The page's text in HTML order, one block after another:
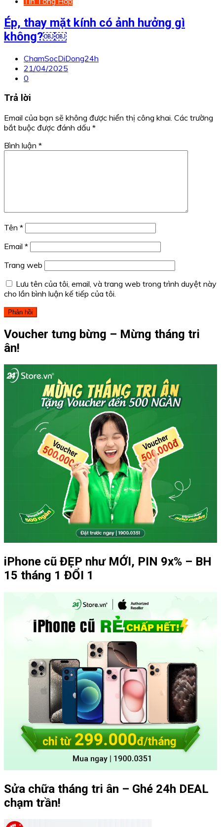
Ép, thay mặt kính có ảnh hưởng gì
không?￼￼
ChamSocDiDong24h
21/04/2025
0
Trả lời
Email của bạn sẽ không được hiển thị công khai. Các trường
bắt buộc được đánh dấu *
Bình luận *
Tên *
Email *
Trang web
Lưu tên của tôi, email, và trang web trong trình duyệt này
cho lần bình luận kế tiếp của tôi.
Voucher tưng bừng – Mừng tháng tri
ân!
iPhone cũ ĐẸP như MỚI, PIN 9x% – BH
15 tháng 1 ĐỔI 1
Sửa chữa tháng tri ân – Ghé 24h DEAL
chạm trần!